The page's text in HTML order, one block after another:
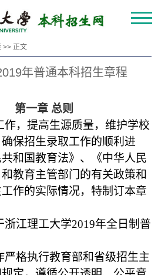
>> 正文
年普通本科招生章程
第一章 总则
，提高生源质量，维护学校
保招生录取工作的顺利进
和国教育法》、《中华人民
教育主管部门的有关政策和
作的实际情况，特制订本章
浙江理工大学2019年全日制普
严格执行教育部和省级招生主